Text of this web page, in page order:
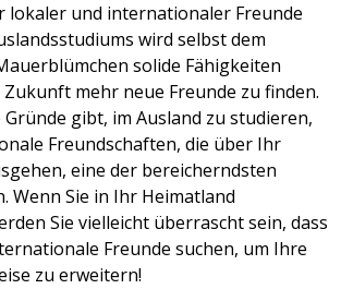
lokaler und internationaler Freunde
wird selbst dem
solide Fähigkeiten
mehr neue Freunde zu finden.
gibt, im Ausland zu studieren,
Freundschaften, die über Ihr
eine der bereicherndsten
Wenn Sie in Ihr Heimatland
Sie vielleicht überrascht sein, dass
Freunde suchen, um Ihre
zu erweitern!